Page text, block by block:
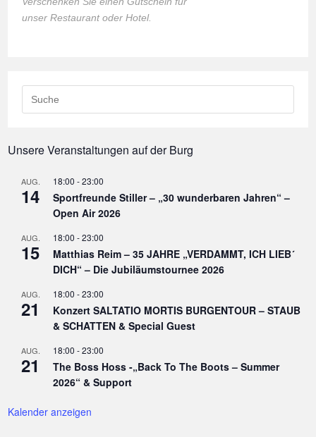
unser Restaurant oder Hotel.
Unsere Veranstaltungen auf der Burg
AUG.
14
18:00 -23:00
Sportfreunde Stiller – „30 wunderbaren Jahren“ –
Open Air 2026
AUG.
15
18:00 -23:00
Matthias Reim – 35 JAHRE „VERDAMMT, ICH LIEB´
DICH“ – Die Jubiläumstournee 2026
AUG.
21
18:00 -23:00
Konzert SALTATIO MORTIS BURGENTOUR – STAUB
& SCHATTEN & Special Guest
AUG.
21
18:00 -23:00
The Boss Hoss -„Back To The Boots – Summer
2026“ & Support
Kalender anzeigen